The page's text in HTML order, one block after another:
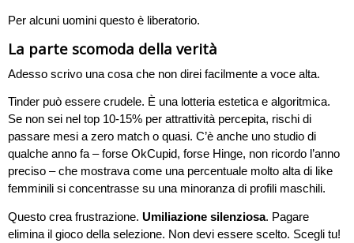
Per alcuni uomini questo è liberatorio.
La parte scomoda della verità
Adesso scrivo una cosa che non direi facilmente a voce alta.
Tinder può essere crudele. È una lotteria estetica e algoritmica.
Se non sei nel top 10-15% per attrattività percepita, rischi di
passare mesi a zero match o quasi. C’è anche uno studio di
qualche anno fa – forse OkCupid, forse Hinge, non ricordo l’anno
preciso – che mostrava come una percentuale molto alta di like
femminili si concentrasse su una minoranza di profili maschili.
Questo crea frustrazione. Umiliazione silenziosa. Pagare
elimina il gioco della selezione. Non devi essere scelto. Scegli tu!